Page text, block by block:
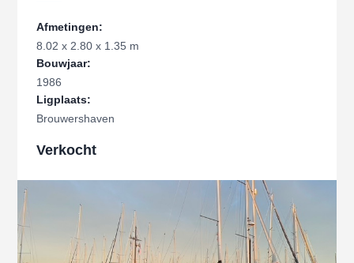
Afmetingen:
8.02 x 2.80 x 1.35 m
Bouwjaar:
1986
Ligplaats:
Brouwershaven
Verkocht